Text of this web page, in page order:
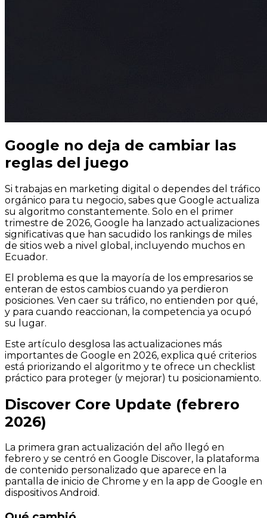
Google no deja de cambiar las
reglas del juego
Si trabajas en marketing digital o dependes del tráfico
orgánico para tu negocio, sabes que Google actualiza
su algoritmo constantemente. Solo en el primer
trimestre de 2026, Google ha lanzado actualizaciones
significativas que han sacudido los rankings de miles
de sitios web a nivel global, incluyendo muchos en
Ecuador.
El problema es que la mayoría de los empresarios se
enteran de estos cambios cuando ya perdieron
posiciones. Ven caer su tráfico, no entienden por qué,
y para cuando reaccionan, la competencia ya ocupó
su lugar.
Este artículo desglosa las actualizaciones más
importantes de Google en 2026, explica qué criterios
está priorizando el algoritmo y te ofrece un checklist
práctico para proteger (y mejorar) tu posicionamiento.
Discover Core Update (febrero
2026)
La primera gran actualización del año llegó en
febrero y se centró en Google Discover, la plataforma
de contenido personalizado que aparece en la
pantalla de inicio de Chrome y en la app de Google en
dispositivos Android.